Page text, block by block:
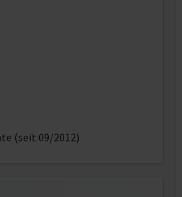
(seit 09/2012)